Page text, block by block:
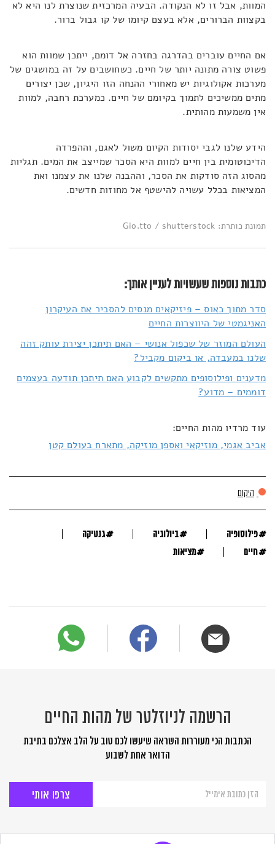
המוות, אבל זו לא הנקודה. הבעיה המרכזית שנוצרת לנו היא לא
בקצוות הברורים, אלא בעצם קיומו של קו גבול ברור.
אם החיים עוברים בהדרגה בחזרה אל דומם, ייתכן שמוות הוא
פשוט צורה מתונה יותר של חיים. כשחושבים על זה במושגים של
מערכות אקולוגיות יש מאחורי ההנחה הזו היגיון, שכן יצורים
מתים ממשיכים לתמוך בקיומם של חיים. כמערכת רחבה, למוות
אין משמעות מהותית.
הידע שלנו לגבי יסודות הקיום משול לאגם, וההפרדה
הדיכוטומית בין חיים למוות היא הסכר שמייצב את המים. תגליות
מהסוג הזה סודקות את הסכר, וההבנה שלנו את עצמנו ואת
המציאות בכלל עשויה להישטף אל מחוזות חדשים.
תמונת כותרת: Gio.tto / shutterstock
כתבות נוספות שעשויות לעניין אותך:
סדר מתוך כאוס – פיזיקאים מנסים להסביר את העיקרון
האניגמטי של היווצרות החיים
העולם המוזר של שכפול אנושי – האם תיתכן יצירת עותק זהה
שלנו במעבדה, או ביקום מקביל?
מדענים ופילוסופים מתקשים לקבוע האם תיתכן תודעה בעצמים
דוממים – מדוע?
עוד מרדיו מהות החיים:
אביב אגמי, מוזיקאי ואספן מוזיקה, מתארח בעולם קטן
היקום
#פילוסופיה #ביולוגיה #גנטיקה
#חיים #מציאות
הרשמה לניוזלטר של מהות החיים
הכתבות הכי מעוררות השראה שיעשו לכם טוב על הלב אצלכם בתיבת
הדואר אחת לשבוע
לניוזלטר
החיים